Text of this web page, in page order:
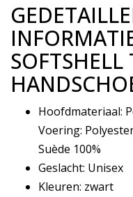
SOFTSHELL
Hoofdmateriaal:
Voering:
Suède 100%
Geslacht: Unisex
Kleuren: zwart